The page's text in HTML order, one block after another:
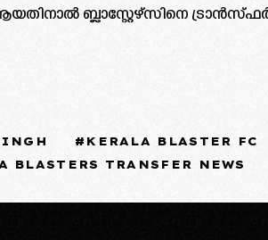
ബ്ലാസ്റ്റേഴ്സിനെ
KERALA BLASTER FC
BLASTERS TRANSFER NEWS